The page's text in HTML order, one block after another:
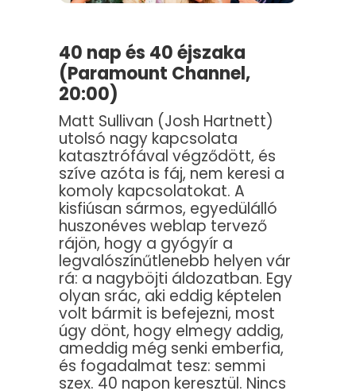
40 nap és 40 éjszaka
(Paramount Channel,
20:00)
Matt Sullivan (Josh Hartnett)
utolsó nagy kapcsolata
katasztrófával végződött, és
szíve azóta is fáj, nem keresi a
komoly kapcsolatokat. A
kisfiúsan sármos, egyedülálló
huszonéves weblap tervező
rájön, hogy a gyógyír a
legvalószínűtlenebb helyen vár
rá: a nagyböjti áldozatban. Egy
olyan srác, aki eddig képtelen
volt bármit is befejezni, most
úgy dönt, hogy elmegy addig,
ameddig még senki emberfia,
és fogadalmat tesz: semmi
szex. 40 napon keresztül. Nincs